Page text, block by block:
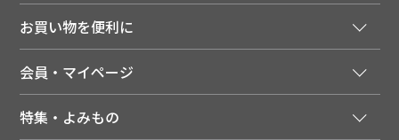
ご利用ガイド
領収書について
送料について
お買い物を便利に
季節のカタログを無料でお届け
店舗・ECポイント共通アプリ
会員・マイページ
会員特典について
特集・よみもの